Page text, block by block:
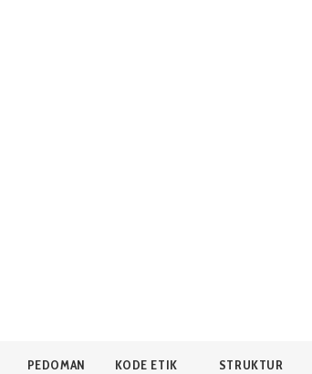
PEDOMAN
KODE ETIK
STRUKTUR